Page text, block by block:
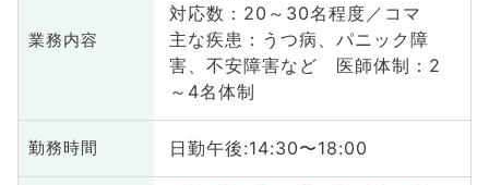
業務内容
対応数：20～30名程度／コマ
主な疾患：うつ病、パニック障
害、不安障害など 医師体制：2
～4名体制
勤務時間 日勤午後:14:30〜18:00